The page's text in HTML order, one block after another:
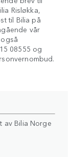
Risløkka,
til Bilia på
vår
08555 og
av Bilia Norge